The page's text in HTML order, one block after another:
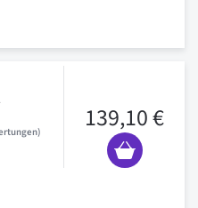
139,10 €